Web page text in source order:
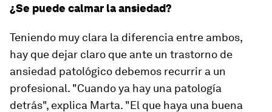
¿Se puede calmar la ansiedad?
Teniendo muy clara la diferencia entre ambos,
hay que dejar claro que ante un trastorno de
ansiedad patológico debemos recurrir a un
profesional. "Cuando ya hay una patología
detrás", explica Marta. "El que haya una buena